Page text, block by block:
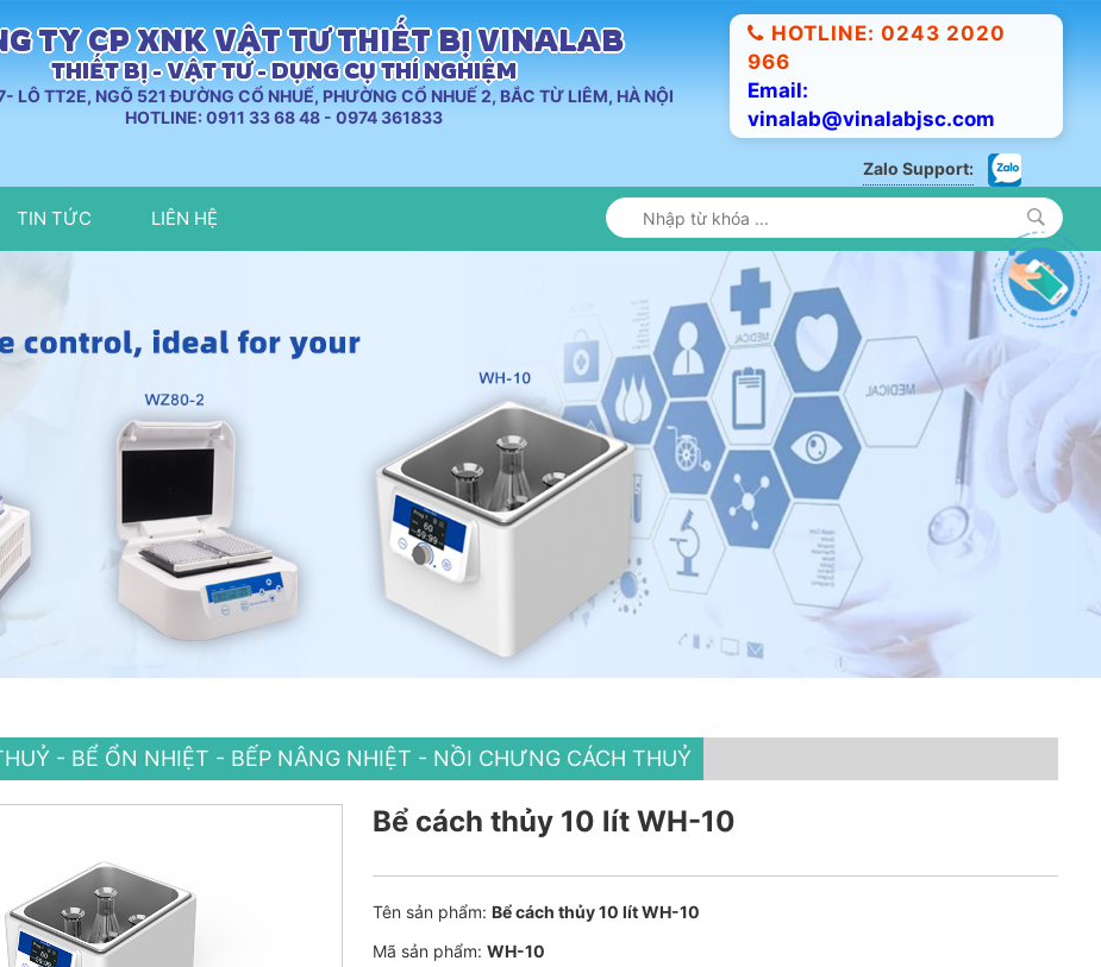
TY CP XNK VẬT TƯ THIẾT BỊ VINALAB
THIẾT BỊ - VẬT TƯ - DỤNG CỤ THÍ NGHIỆM
LÔ TT2E, NGÕ 521 ĐƯỜNG CỔ NHUẾ, PHƯỜNG CỔ NHUẾ 2, BẮC TỪ LIÊM, HÀ NỘI
HOTLINE: 0911 33 68 48 - 0974 361833
HOTLINE: 0243 2020
966
Email:
vinalab@vinalabjsc.com
Zalo Support:
TIN TỨC LIÊN HỆ
- BỂ ỔN NHIỆT - BẾP NÂNG NHIỆT - NỒI CHƯNG CÁCH THUỶ
Bể cách thủy 10 lít WH-10
Tên sản phẩm: Bể cách thủy 10 lít WH-10
Mã sản phẩm: WH-10